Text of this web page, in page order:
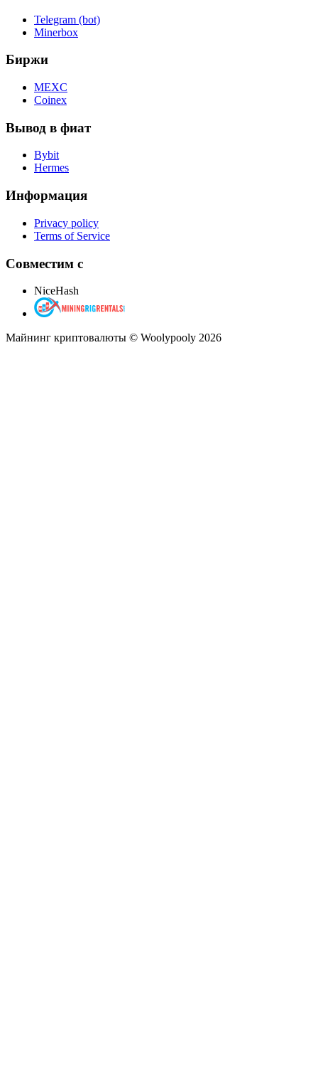
Telegram (bot)
Minerbox
Биржи
MEXC
Coinex
Вывод в фиат
Bybit
Hermes
Информация
Privacy policy
Terms of Service
Совместим с
NiceHash
Майнинг криптовалюты © Woolypooly 2026